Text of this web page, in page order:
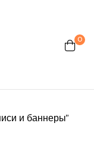
0
и баннеры”